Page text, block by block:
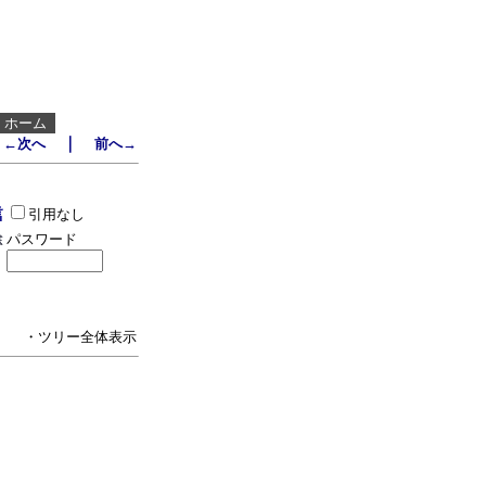
ホーム
←次へ｜ 前へ→
引用なし
パスワード
・ツリー全体表示